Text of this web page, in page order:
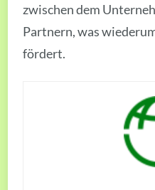
zwischen dem
Partnern, was
fördert.